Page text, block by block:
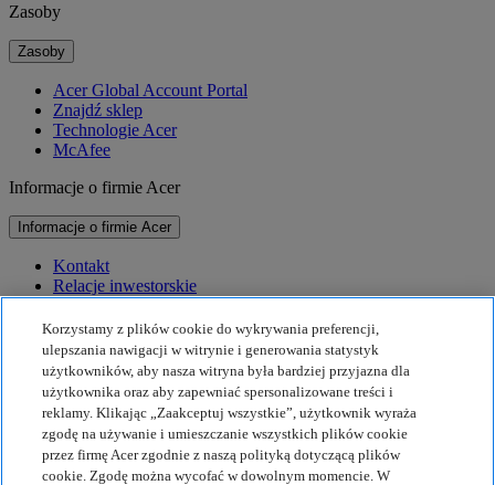
Zasoby
Zasoby
Acer Global Account Portal
Znajdź sklep
Technologie Acer
McAfee
Informacje o firmie Acer
Informacje o firmie Acer
Kontakt
Relacje inwestorskie
Nagrody
Wydarzenia
Zrównoważony rozwój
Zrównoważony rozwój
Społeczna odpowiedzialność biznesu
Ślad węglowy produktu
Korzystamy z plików cookie do wykrywania preferencji,
ulepszania nawigacji w witrynie i generowania statystyk
użytkowników, aby nasza witryna była bardziej przyjazna dla
użytkownika oraz aby zapewniać spersonalizowane treści i
reklamy. Klikając „Zaakceptuj wszystkie”, użytkownik wyraża
zgodę na używanie i umieszczanie wszystkich plików cookie
przez firmę Acer zgodnie z naszą polityką dotyczącą plików
cookie. Zgodę można wycofać w dowolnym momencie. W